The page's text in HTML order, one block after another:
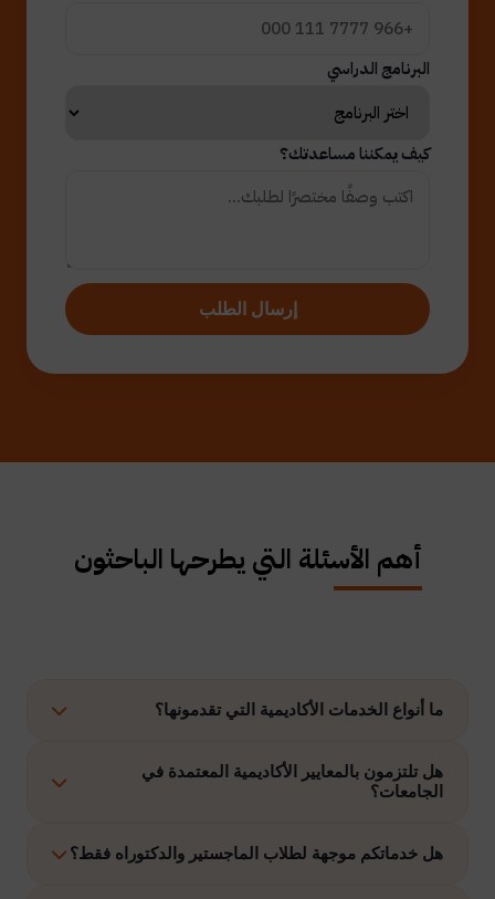
البرنامج الدراسي
كيف يمكننا مساعدتك؟
إرسال الطلب
أهم الأسئلة التي يطرحها الباحثون
ما أنواع الخدمات الأكاديمية التي تقدمونها؟
نوفر حلولًا متكاملة تشمل إعداد الرسائل العلمية، الاستشارات
الأكاديمية، التحليل الإحصائي، إعداد خطة البحث، نشر الأبحاث،
هل تلتزمون بالمعايير الأكاديمية المعتمدة في
الجامعات؟
نعم، نلتزم بتنفيذ جميع الأعمال وفق ضوابط الدراسات العليا
هل خدماتكم موجهة لطلاب الماجستير والدكتوراه فقط؟